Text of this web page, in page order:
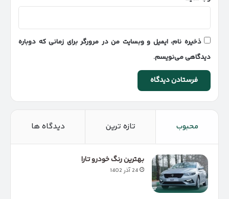
ذخیره نام، ایمیل و وبسایت من در مرورگر برای زمانی که دوباره
دیدگاهی می‌نویسم.
محبوب تازه ترین دیدگاه ها
بهترین رنگ خودرو تارا
24 آذر 1402